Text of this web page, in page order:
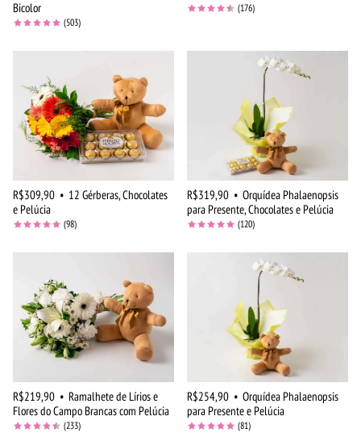
Bicolor
(503)
(176)
R$309,90 • 12 Gérberas, Chocolates
e Pelúcia
(98)
R$319,90 • Orquídea Phalaenopsis
para Presente, Chocolates e Pelúcia
(120)
R$219,90 • Ramalhete de Lírios e
Flores do Campo Brancas com Pelúcia
(233)
R$254,90 • Orquídea Phalaenopsis
para Presente e Pelúcia
(81)